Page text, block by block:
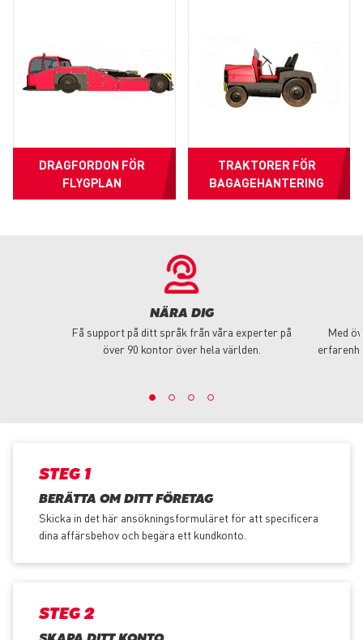
DRAGFORDON FÖR
FLYGPLAN
TRAKTORER FÖR
BAGAGEHANTERING
NÄRA DIG
Få support på ditt språk från våra experter på
över 90 kontor över hela världen.
Med
STEG 1
BERÄTTA OM DITT FÖRETAG
Skicka in det här ansökningsformuläret för att specificera
dina affärsbehov och begära ett kundkonto.
STEG 2